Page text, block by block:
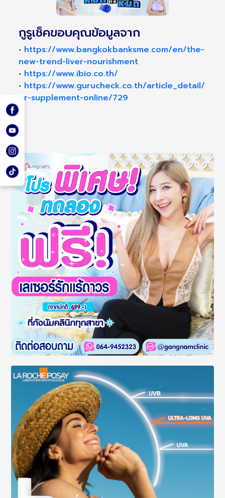
กูรูเช็คขอบคุณข้อมูลจาก
• https://www.bangkokbanksme.com/en/the-
new-trend-liver-nourishment
• https://www.ibio.co.th/
• https://www.gurucheck.co.th/article_detail/
pr-supplement-online/729